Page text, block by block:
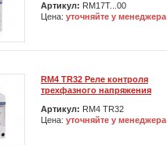
Артикул: RM17T...00
Цена: уточняйте у менеджера
RM4 TR32 Реле контроля
трехфазного напряжения
Артикул: RM4 TR32
Цена: уточняйте у менеджера